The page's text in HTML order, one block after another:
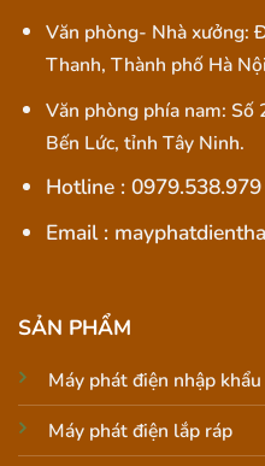
Văn phòng- Nhà xưởng:
Thanh, Thành phố Hà
Văn phòng phía nam: Số
Bến Lức, tỉnh Tây Ninh.
Hotline : 0979.538.979
Email :
SẢN PHẨM
Máy phát điện nhập khẩu
Máy phát điện lắp ráp